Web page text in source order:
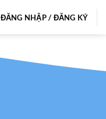
ĐĂNG NHẬP / ĐĂNG KÝ